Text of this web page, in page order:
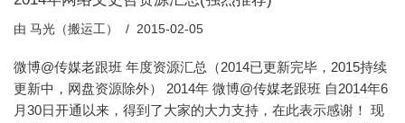
由 马光（搬运工） 2015-02-05
微博@传媒老跟班 年度资源汇总（2014已更新完毕，2015持续
更新中，网盘资源除外） 2014年 微博@传媒老跟班 自2014年6
月30日开通以来，得到了大家的大力支持，在此表示感谢！ 现